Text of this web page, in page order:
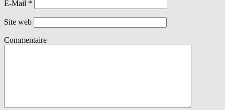
E-Mail *
Site web
Commentaire